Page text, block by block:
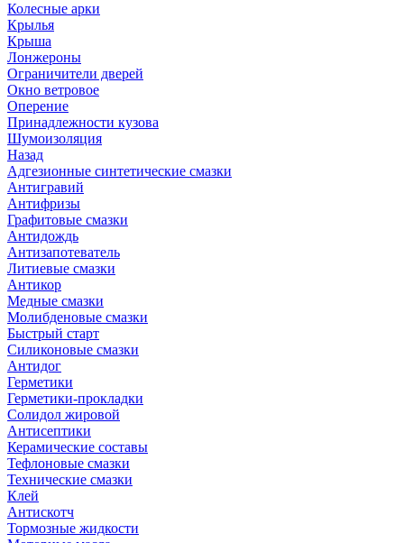
Колесные арки
Крылья
Крыша
Лонжероны
Ограничители дверей
Окно ветровое
Оперение
Принадлежности кузова
Шумоизоляция
Назад
Адгезионные синтетические смазки
Антигравий
Антифризы
Графитовые смазки
Антидождь
Антизапотеватель
Литиевые смазки
Антикор
Медные смазки
Молибденовые смазки
Быстрый старт
Силиконовые смазки
Антидог
Герметики
Герметики-прокладки
Солидол жировой
Антисептики
Керамические составы
Тефлоновые смазки
Технические смазки
Клей
Антискотч
Тормозные жидкости